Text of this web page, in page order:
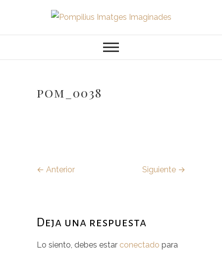
contenido
Pompilius
Imatges
Imaginades
pom_0038
← Anterior Siguiente →
Deja una respuesta
Lo siento, debes estar conectado para